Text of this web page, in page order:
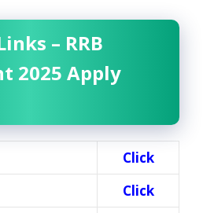
– RRB
2025 Apply
Click
Click